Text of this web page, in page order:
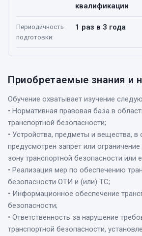
квалификации
Периодичность
подготовки:
1 раз в 3 года
Приобретаемые знания и
Обучение охватывает изучение
• Нормативная правовая база в
транспортной безопасности;
• Устройства, предметы и вещества,
предусмотрен запрет или
зону транспортной безопасности или
• Реализация мер по обеспечению
безопасности ОТИ и (или) ТС;
• Информационное обеспечение
безопасности;
• Ответственность за нарушение
транспортной безопасности,